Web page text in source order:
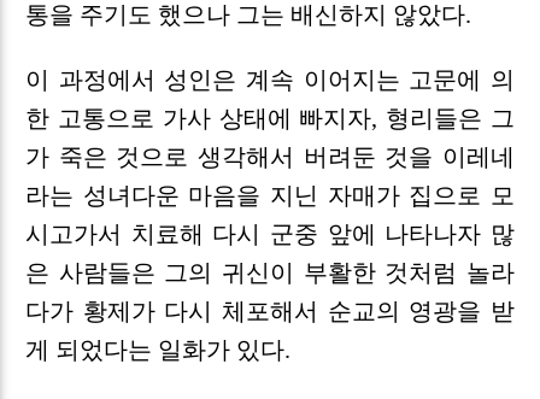
통을 주기도 했으나 그는 배신하지 않았다.
이 과정에서 성인은 계속 이어지는 고문에 의
한 고통으로 가사 상태에 빠지자, 형리들은 그
가 죽은 것으로 생각해서 버려둔 것을 이레네
라는 성녀다운 마음을 지닌 자매가 집으로 모
시고가서 치료해 다시 군중 앞에 나타나자 많
은 사람들은 그의 귀신이 부활한 것처럼 놀라
다가 황제가 다시 체포해서 순교의 영광을 받
게 되었다는 일화가 있다.